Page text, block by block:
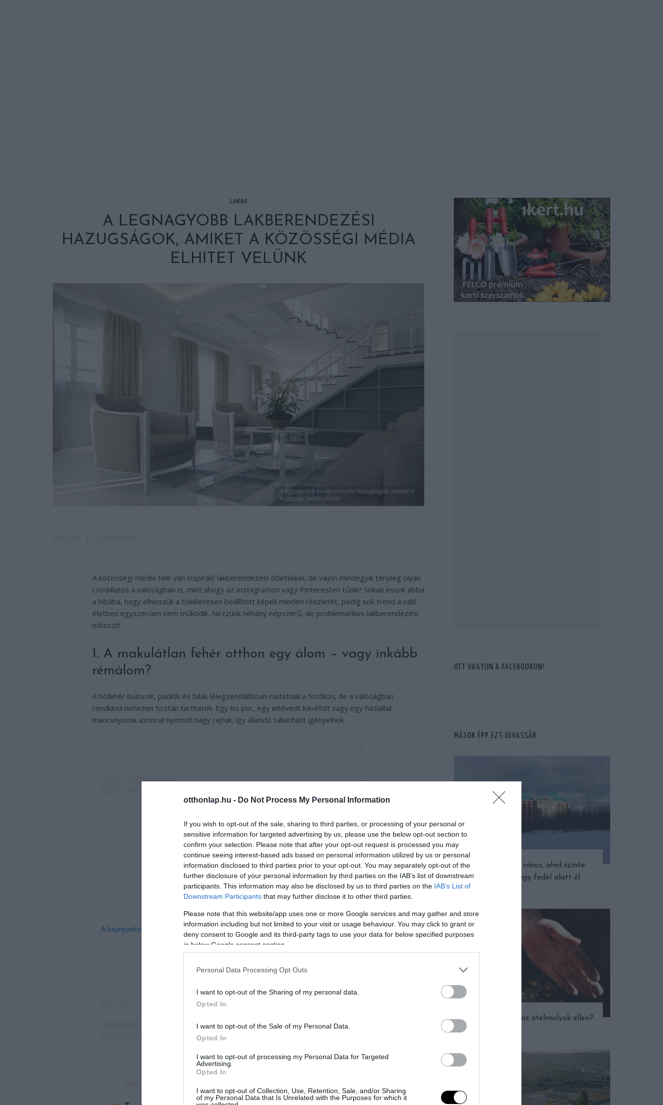
otthonlap.hu - Do Not Process My Personal Information
If you wish to opt-out of the sale, sharing to third parties, or processing of your personal or
sensitive information for targeted advertising by us, please use the below opt-out section to
confirm your selection. Please note that after your opt-out request is processed you may
continue seeing interest-based ads based on personal information utilized by us or personal
information disclosed to third parties prior to your opt-out. You may separately opt-out of the
further disclosure of your personal information by third parties on the IAB’s list of downstream
participants. This information may also be disclosed by us to third parties on the IAB’s List of
Downstream Participants that may further disclose it to other third parties.
Please note that this website/app uses one or more Google services and may gather and store
information including but not limited to your visit or usage behaviour. You may click to grant or
deny consent to Google and its third-party tags to use your data for below specified purposes
in below Google consent section.
Personal Data Processing Opt Outs
I want to opt-out of the Sharing of my personal data.
Opted In
I want to opt-out of the Sale of my Personal Data.
Opted In
I want to opt-out of processing my Personal Data for Targeted
Advertising.
Opted In
I want to opt-out of Collection, Use, Retention, Sale, and/or Sharing
of my Personal Data that Is Unrelated with the Purposes for which it
LAKÁS
A LEGNAGYOBB LAKBERENDEZÉSI
HAZUGSÁGOK, AMIKET A KÖZÖSSÉGI MÉDIA
ELHITET VELÜNK
A legnagyobb lakberendezési hazugságok, amiket a
közösségi média elhitet
A közösségi média tele van inspiráló lakberendezési ötletekkel, de vajon mindegyik tényleg olyan
csodálatos a valóságban is, mint ahogy az Instagramon vagy Pinteresten tűnik? Sokan esünk abba
a hibába, hogy elhisszük a tökéletesen beállított képek minden részletét, pedig sok trend a való
életben egyszerűen nem működik. Nézzünk néhány népszerű, de problematikus lakberendezési
mítoszt!
1. A makulátlan fehér otthon egy álom – vagy inkább
rémálom?
A hófehér bútorok, padlók és falak lélegzetelállítóan mutatnak a fotókon, de a valóságban
rendkívül nehezen tisztán tarthatók. Egy kis por, egy eltévedt kávéfolt vagy egy háziállat
mancsnyoma azonnal nyomot hagy rajtuk, így állandó takarítást igényelnek.
A bejegyzés megtekintése az Instagramon
OTT VAGYUN A FACEBOOKON!
MÁSOK ÉPP EZT OLVASSÁK
Létezik egy város, ahol szinte
mindenki egy fedél alatt él
Mit tehetünk az ételmolyok ellen?